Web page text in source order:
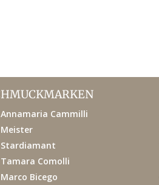
Annamaria Cammilli
Meister
Stardiamant
Tamara Comolli
Marco Bicego